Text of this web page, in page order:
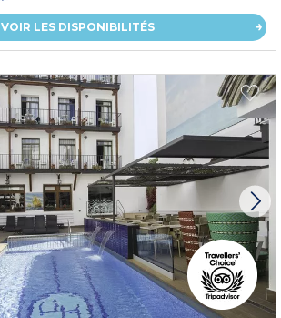
VOIR LES DISPONIBILITÉS